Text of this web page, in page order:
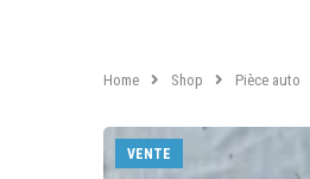
Home Shop Pièce auto
VENTE